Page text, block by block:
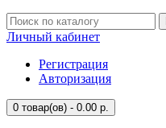
Личный кабинет
Регистрация
Авторизация
0 товар(ов) - 0.00 р.